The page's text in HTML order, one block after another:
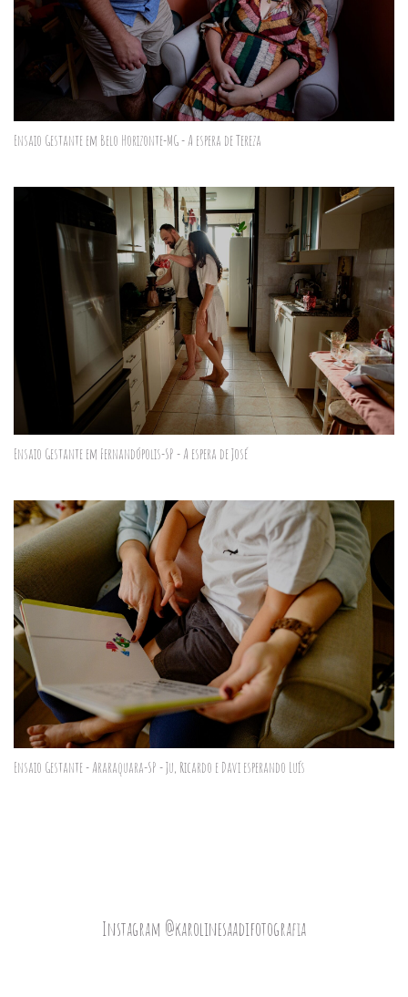
Ensaio Gestante em Belo Horizonte-MG - A espera de Tereza
Ensaio Gestante em Fernandópolis-SP - A espera de José
Ensaio Gestante - Araraquara-SP - Ju, Ricardo e Davi esperando Luís
Instagram @karolinesaadifotografia